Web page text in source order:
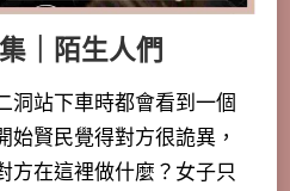
｜陌生人們
洞站下車時都會看到一個
賢民覺得對方很詭異，
方在這裡做什麼？ 女子只